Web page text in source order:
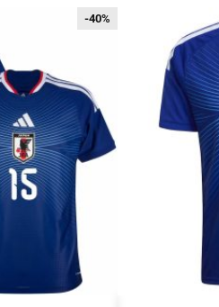
-40%
-40%